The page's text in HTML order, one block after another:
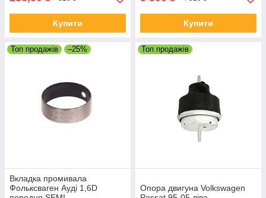
Купити Купити
Топ продажів –25%
Вкладка промивала
Фольксваген Ауді 1,6D
Топ продажів
Опора двигуна Volkswagen